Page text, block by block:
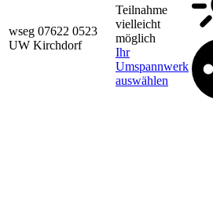
wseg 07622 0523
UW Kirchdorf
Teilnahme
vielleicht
möglich
Ihr
Umspannwerk
auswählen